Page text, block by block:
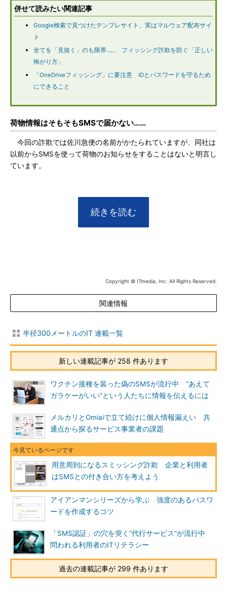
併せて読みたい関連記事
Google検索で見つけたテンプレサイト、実はマルウェア配布サイ
ト
全てを「見抜く」のも限界…… フィッシング詐欺を防ぐ「正しい
怖がり方」
「OneDriveフィッシング」に要注意 IDとパスワードを守るため
にできること
荷物情報はそもそもSMSで届かない……
今回の詐欺では佐川急便の名前がかたられていますが、同社は
以前からSMSを使って荷物のお知らせをすることはないと明言し
ています。
続きを読む
Copyright © ITmedia, Inc. All Rights Reserved.
関連情報
半径300メートルのIT 連載一覧
新しい連載記事が 258 件あります
ワクチン接種を装った偽のSMSが流行中 “あえて
ガラケーがいい”という人たちに情報を伝えるには
メルカリとOmiaiで立て続けに個人情報漏えい 共
通点から探るサービス事業者の課題
用意周到になるスミッシング詐欺 企業と利用者
はSMSとの付き合い方を考えよう
アイアンマンシリーズから学ぶ 強度のあるパスワ
ードを作成するコツ
「SMS認証」の穴を突く“代行サービス”が流行中
問われる利用者のITリテラシー
過去の連載記事が 299 件あります